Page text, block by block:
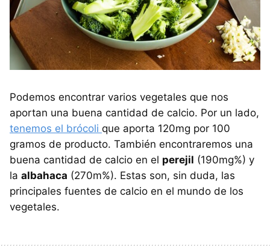
Podemos encontrar varios vegetales que nos
aportan una buena cantidad de calcio. Por un lado,
tenemos el brócoli que aporta 120mg por 100
gramos de producto. También encontraremos una
buena cantidad de calcio en el perejil (190mg%) y
la albahaca (270m%). Estas son, sin duda, las
principales fuentes de calcio en el mundo de los
vegetales.